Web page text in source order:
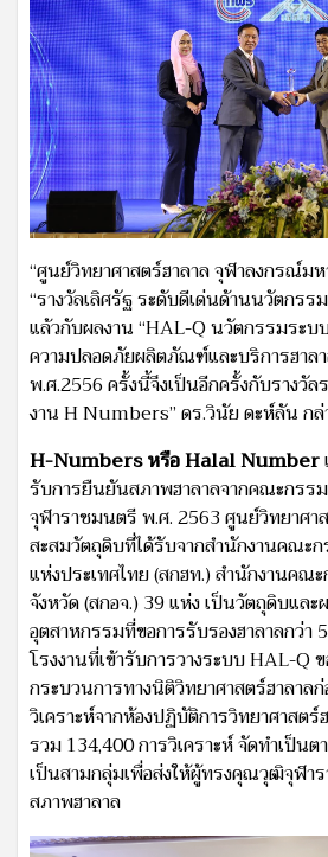
“ศูนย์วิทยาศาสตร์ฮาลาล จุฬาลงกรณ์ม
“รางวัลเลิศรัฐ ระดับดีเด่นด้านนวัตกรร
แล้วกับผลงาน “HAL-Q นวัตกรรมระ
ความปลอดภัยผลิตภัณฑ์และบริการฮาล
พ.ศ.2556 ครั้งนี้จึงเป็นอีกครั้งกับรางวั
งาน H Numbers” ดร.วินัย ดะห์ลัน กล่
H-Numbers หรือ Halal Number
รับการยืนยันสภาพฮาลาลจากคณะกร
จุฬาราชมนตรี พ.ศ. 2563 ศูนย์วิทยาศา
สะสมวัตถุดิบที่ได้รับจากสำนักงานคณะ
แห่งประเทศไทย (สกฮท.) สำนักงานคณ
จังหวัด (สกอจ.) 39 แห่ง เป็นวัตถุดิบแล
อุตสาหกรรมที่ขอการรับรองฮาลาลกว่
โรงงานที่เข้ารับการวางระบบ HAL-Q
กระบวนการทางนิติวิทยาศาสตร์ฮาลาล
วิเคราะห์จากห้องปฏิบัติการวิทยาศาสตร์
รวม 134,400 การวิเคราะห์ จัดทำเป็น
เป็นสามกลุ่มเพื่อส่งให้ผู้ทรงคุณวุฒิจุฬา
สภาพฮาลาล